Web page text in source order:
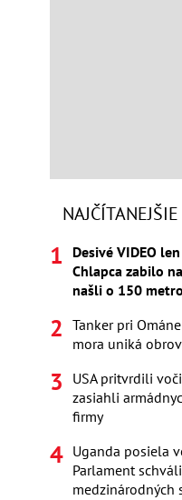
NAJČÍTANEJŠIE
Desivé VIDEO
Chlapca zabilo
našli o 150
Tanker pri
mora uniká
USA pritvrdili
zasiahli
firmy
Uganda posiela
Parlament
medzinárodných